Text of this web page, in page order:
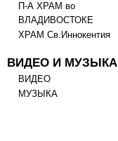
П-А ХРАМ во
ВЛАДИВОСТОКЕ
ХРАМ Св.Иннокентия
ВИДЕО И МУЗЫКА
ВИДЕО
МУЗЫКА